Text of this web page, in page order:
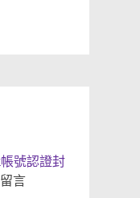
號認證封
言